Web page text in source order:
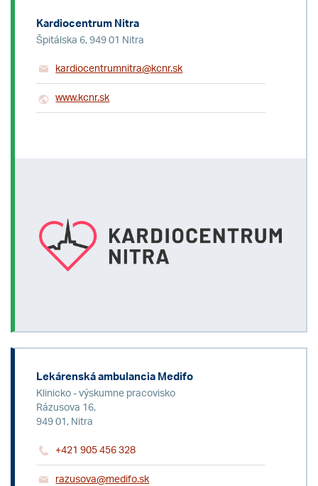
Kardiocentrum Nitra
Špitálska 6, 949 01 Nitra
kardiocentrumnitra@kcnr.sk
www.kcnr.sk
Lekárenská ambulancia Medifo
Klinicko - výskumne pracovisko
Rázusova 16,
949 01, Nitra
+421 905 456 328
razusova@medifo.sk